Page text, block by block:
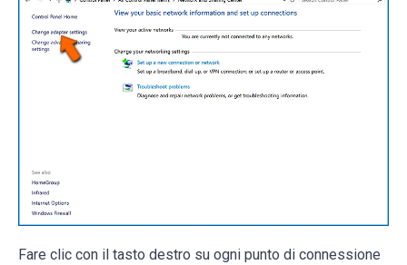
Fare clic con il tasto destro su ogni punto di connessione